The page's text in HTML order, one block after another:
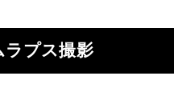
プス撮影